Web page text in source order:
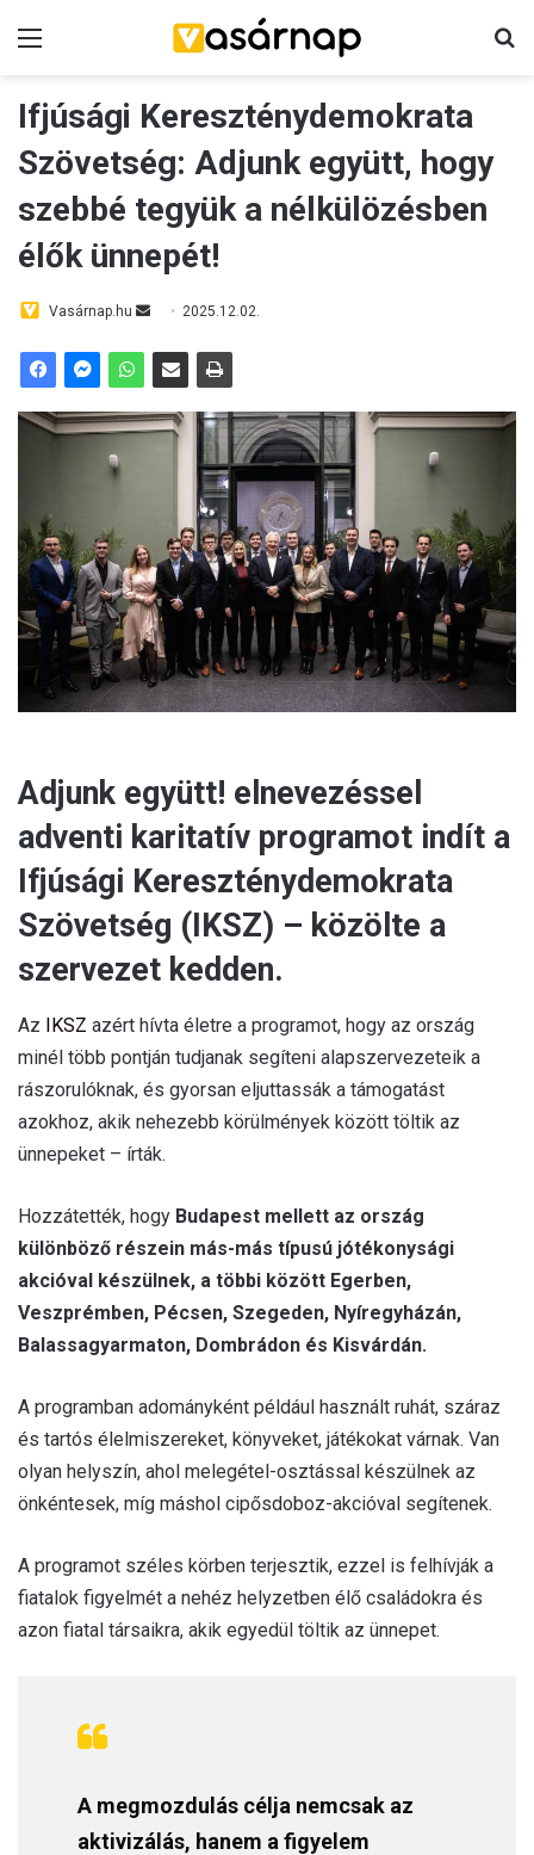
Ifjúsági Kereszténydemokrata
Szövetség: Adjunk együtt, hogy
szebbé tegyük a nélkülözésben
élők ünnepét!
Vasárnap.hu
a
i
l
2025.12.02.
Adjunk együtt! elnevezéssel
adventi karitatív programot indít a
Ifjúsági Kereszténydemokrata
Szövetség (IKSZ) – közölte a
szervezet kedden.
Az IKSZ azért hívta életre a programot, hogy az ország
minél több pontján tudjanak segíteni alapszervezeteik a
rászorulóknak, és gyorsan eljuttassák a támogatást
azokhoz, akik nehezebb körülmények között töltik az
ünnepeket – írták.
Hozzátették, hogy Budapest mellett az ország
különböző részein más-más típusú jótékonysági
akcióval készülnek, a többi között Egerben,
Veszprémben, Pécsen, Szegeden, Nyíregyházán,
Balassagyarmaton, Dombrádon és Kisvárdán.
A programban adományként például használt ruhát, száraz
és tartós élelmiszereket, könyveket, játékokat várnak. Van
olyan helyszín, ahol melegétel-osztással készülnek az
önkéntesek, míg máshol cipősdoboz-akcióval segítenek.
A programot széles körben terjesztik, ezzel is felhívják a
fiatalok figyelmét a nehéz helyzetben élő családokra és
azon fiatal társaikra, akik egyedül töltik az ünnepet.
A megmozdulás célja nemcsak az
aktivizálás, hanem a figyelem